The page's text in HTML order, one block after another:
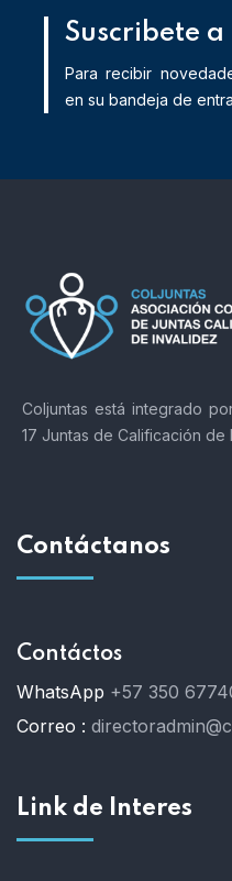
Suscribete
Para recibir
en su bandeja de
Coljuntas está integrado
17 Juntas de Calificación
Contáctanos
Contáctos
WhatsApp +57 350
Correo :
Link de Interes